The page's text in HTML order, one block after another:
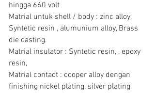
hingga 660 volt
Matrial untuk shell / body : zinc alloy,
Syntetic resin , alumunium alloy, Brass
die casting.
Matrial insulator : Syntetic resin, , epoxy
resin,
Matrial contact : cooper alloy dengan
finishing nickel plating, silver plating